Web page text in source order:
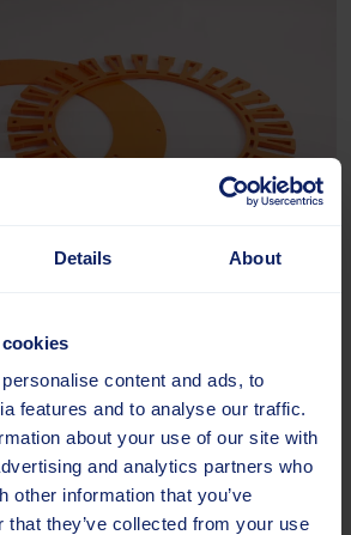
Details About
content and ads, to
features and to analyse our traffic.
about your use of our site with
and analytics partners who
other information that you’ve
that they’ve collected from your use
för Turboline-borstsystemet,
att passa maskinen perfekt.
i anpassade färger och är en
eftersom de inte slits vid